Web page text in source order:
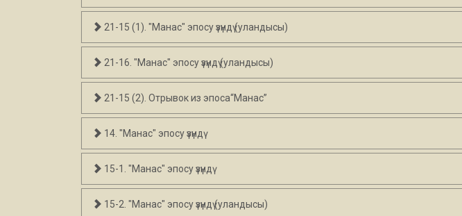
21-15 (1). "Манас" эпосу үзүндү (уландысы)
21-16. "Манас" эпосу үзүндү (уландысы)
21-15 (2). Отрывок из эпоса“Манас”
14. "Манас" эпосу үзүндү
15-1. "Манас" эпосу үзүндү
15-2. "Манас" эпосу үзүндү (уландысы)